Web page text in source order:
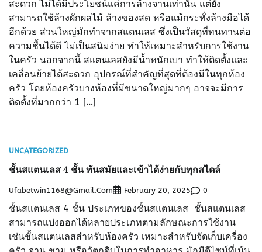
สะดวก ไม่ได้มีประโยชน์แค่การล้างจานเท่านั้น แต่ยัง
สามารถใช้ล้างผักผลไม้ ล้างของสด หรือแม้กระทั่งล้างมือได้
อีกด้วย ส่วนใหญ่มักทำจากสแตนเลส ซึ่งเป็นวัสดุที่ทนทานต่อ
ความชื้นได้ดี ไม่เป็นสนิมง่าย ทำให้เหมาะสำหรับการใช้งาน
ในครัว นอกจากนี้ สแตนเลสยังมีน้ำหนักเบา ทำให้ติดตั้งและ
เคลื่อนย้ายได้สะดวก อุปกรณ์ที่สำคัญที่สุดที่ต้องมีในทุกห้อง
ครัว โดยห้องครัวบางห้องที่มีขนาดใหญ่มากๆ อาจจะมีการ
ติดตั้งที่มากกว่า 1 […]
UNCATEGORIZED
ชั้นสแตนเลส 4 ชั้น ทันสมัยและเข้าได้ง่ายกับทุกสไตล์
Ufabetwin1168@gmail.com February 20, 2025 0
ชั้นสแตนเลส 4 ชั้น ประเภทของชั้นสแตนเลส ชั้นสแตนเลส
สามารถแบ่งออกได้หลายประเภทตามลักษณะการใช้งาน
เช่นชั้นสแตนเลสสำหรับห้องครัว เหมาะสำหรับจัดเก็บเครื่อง